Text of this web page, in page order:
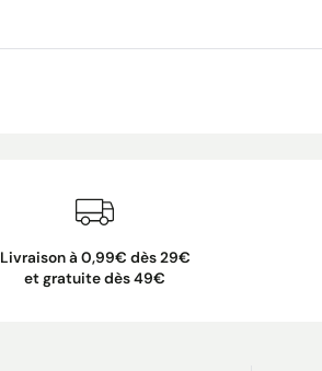
Livraison à 0,99€ dès 29€
et gratuite dès 49€